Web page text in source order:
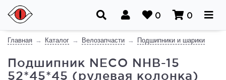
0 0
Главная Каталог Велозапчасти Подшипники и шарики
Подшипник NECO NHB-15
52*45*45 (рулевая колонка)